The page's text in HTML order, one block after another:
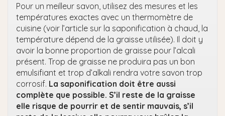
Pour un meilleur savon, utilisez des mesures et les
températures exactes avec un thermomètre de
cuisine (voir l’article sur la saponification à chaud, la
température dépend de la graisse utilisée). Il doit y
avoir la bonne proportion de graisse pour l’alcali
présent. Trop de graisse ne produira pas un bon
emulsifiant et trop d’alkali rendra votre savon trop
corrosif. La saponification doit être aussi
complète que possible. S’il reste de la graisse
elle risque de pourrir et de sentir mauvais, s’il